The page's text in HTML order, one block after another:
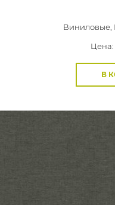
Виниловые,
Цена:
В